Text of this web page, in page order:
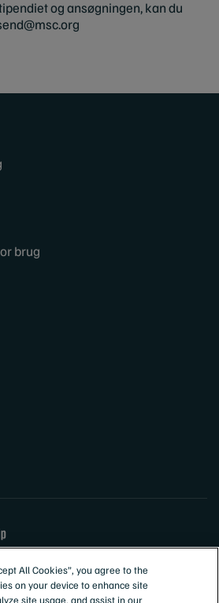
og ansøgningen, kan du
brug
All Cookies”, you agree to the
on your device to enhance site
site usage, and assist in our